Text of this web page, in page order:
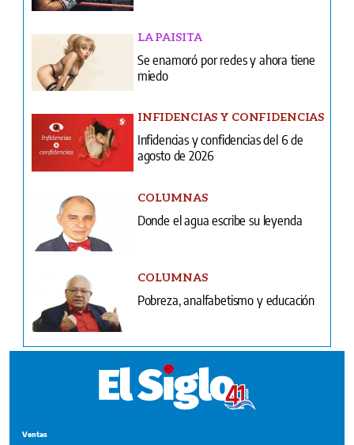
LA PAISITA
Se enamoró por redes y ahora tiene
miedo
INFIDENCIAS Y CONFIDENCIAS
Infidencias y confidencias del 6 de
agosto de 2026
COLUMNAS
Donde el agua escribe su leyenda
COLUMNAS
Pobreza, analfabetismo y educación
Ventas